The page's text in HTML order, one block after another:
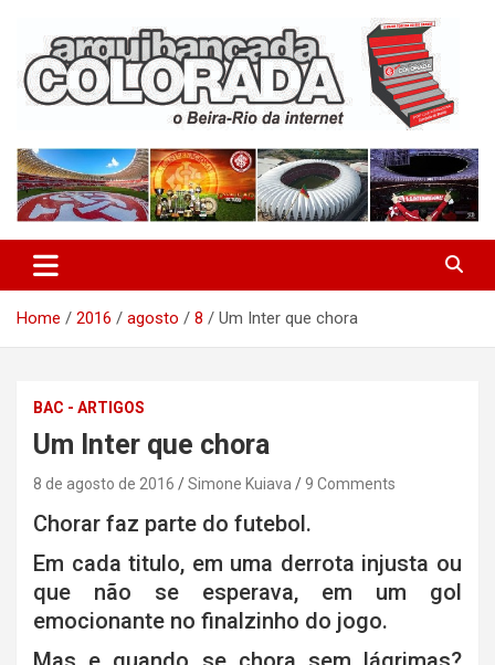
content
Arquibancada Colorada
Home 2016 agosto 8 Um Inter que chora
BAC - ARTIGOS
Um Inter que chora
8 de agosto de 2016 Simone Kuiava 9 Comments
Chorar faz parte do futebol.
Em cada titulo, em uma derrota injusta ou
que não se esperava, em um gol
emocionante no finalzinho do jogo.